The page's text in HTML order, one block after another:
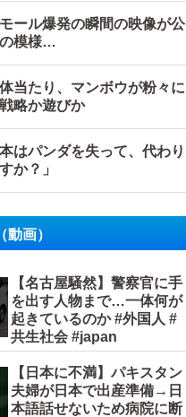
ール爆発の瞬間の映像が公
模様…
当たり、マンボウが粉々に
略か遊びか
はパンダを失って、代わり
か？」
画）
【名古屋騒然】警察官に手
を出す人物まで…一体何が
起きているのか #外国人 #
共生社会 #japan
【日本に不満】パキスタン
夫婦が日本で出産準備→日
本語話せないため病院に断